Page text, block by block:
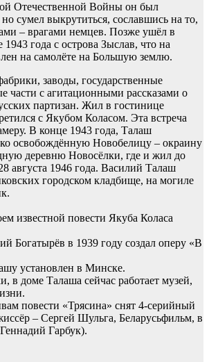
Отечественной Войны он был
сумел выкрутиться, сославшись на то,
– врагами немцев. Позже ушёл в
года с острова Зыслав, что на
на самолёте на Большую землю.
заводы, государственные
части с агитационными рассказами о
партизан. Жил в гостинице
с Якубом Коласом. Эта встреча
В конце 1943 года, Талаш
освобождённую Новобелицу – окраину
деревню Новосёлки, где и жил до
августа 1946 года. Василий Талаш
городском кладбище, на могиле
известной повести Якуба Коласа
Богатырёв в 1939 году создал оперу «В
установлен в Минске.
в доме Талаша сейчас работает музей,
повести «Трясина» снят 4-серийный
– Сергей Шульга, Беларусьфильм, в
Гарбук).